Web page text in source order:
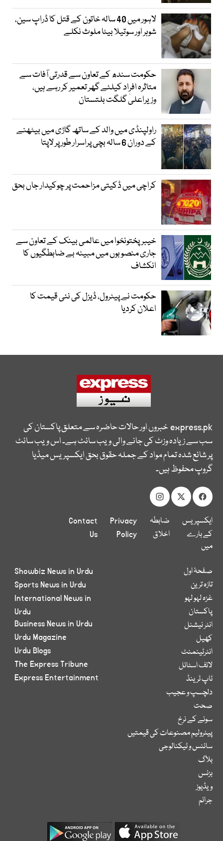
لاہور میں 40 سالہ خاتون کے قتل کا ڈراپ سین،
شوہر اور سوتیلا بیٹا ملوث نکلے
حکومت سندھ کے تعاون سے قدرتی آفات سے
متاثرہ افراد کیلئے گھر تعمیر کر رہے ہیں،
وزیراعلیٰ گلگت بلتستان
راولپنڈی میں والد کے ساتھ گاڑی میں بیٹھنے
کے دوران 6 سالہ بچی پراسرار طور پر لاپتا
کراچی میں ڈکیتی مزاحمت پر چوکیدار جاں بحق
خیبرپختونخوا میں عالمی بینک کے تعاون سے
جاری منصوبوں میں مبینہ بے ضابطگیوں کا
انکشاف
حکومت نے پیٹرول، ڈیزل کی نئی قیمت کا
اعلان کردیا
express.pkخبروں اور حالات حاضرہ سے متعلق پاکستان کی
سب سے زیادہ وزٹ کی جانے والی ویب سائٹ ہے۔ اس ویب سائٹ
پر شائع شدہ تمام مواد کے جملہ حقوق بحق ایکسپریس میڈیا
گروپ محفوظ ہیں۔
ایکسپریس
کے بارے
میں
ضابطہ
اخلاق
Privacy
Policy
Contact
Us
صفحۂ اول
تازہ ترین
غزہ لہو لہو
پاکستان
انٹر نیشنل
کھیل
انٹرٹینمنٹ
لائف اسٹائل
ٹاپ ٹرینڈ
دلچسپ و عجیب
صحت
سونے کے نرخ
پیٹرولیم مصنوعات کی قیمتیں
سائنس و ٹیکنالوجی
بلاگ
بزنس
ویڈیوز
جرائم
Showbiz News in Urdu
Sports News in Urdu
International News in
Urdu
Business News in Urdu
Urdu Magazine
Urdu Blogs
The Express Tribune
Express Entertainment